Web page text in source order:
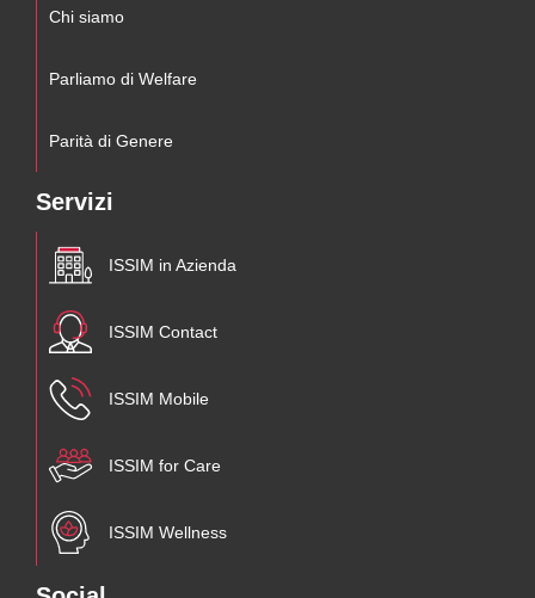
Chi siamo
Parliamo di Welfare
Parità di Genere
Servizi
ISSIM in Azienda
ISSIM Contact
ISSIM Mobile
ISSIM for Care
ISSIM Wellness